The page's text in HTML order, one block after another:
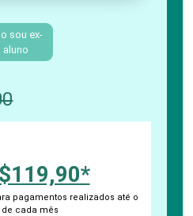
sou ex-
aluno
pagamentos realizados até o
de cada mês